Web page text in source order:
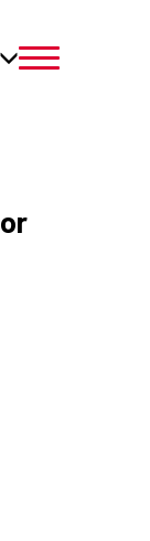
menú móvil